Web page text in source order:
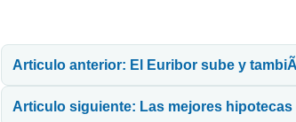
Articulo anterior: El Euribor sube y
Articulo siguiente: Las mejores hipotecas